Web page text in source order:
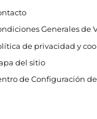
Generales de
de privacidad y
del sitio
de Configuración